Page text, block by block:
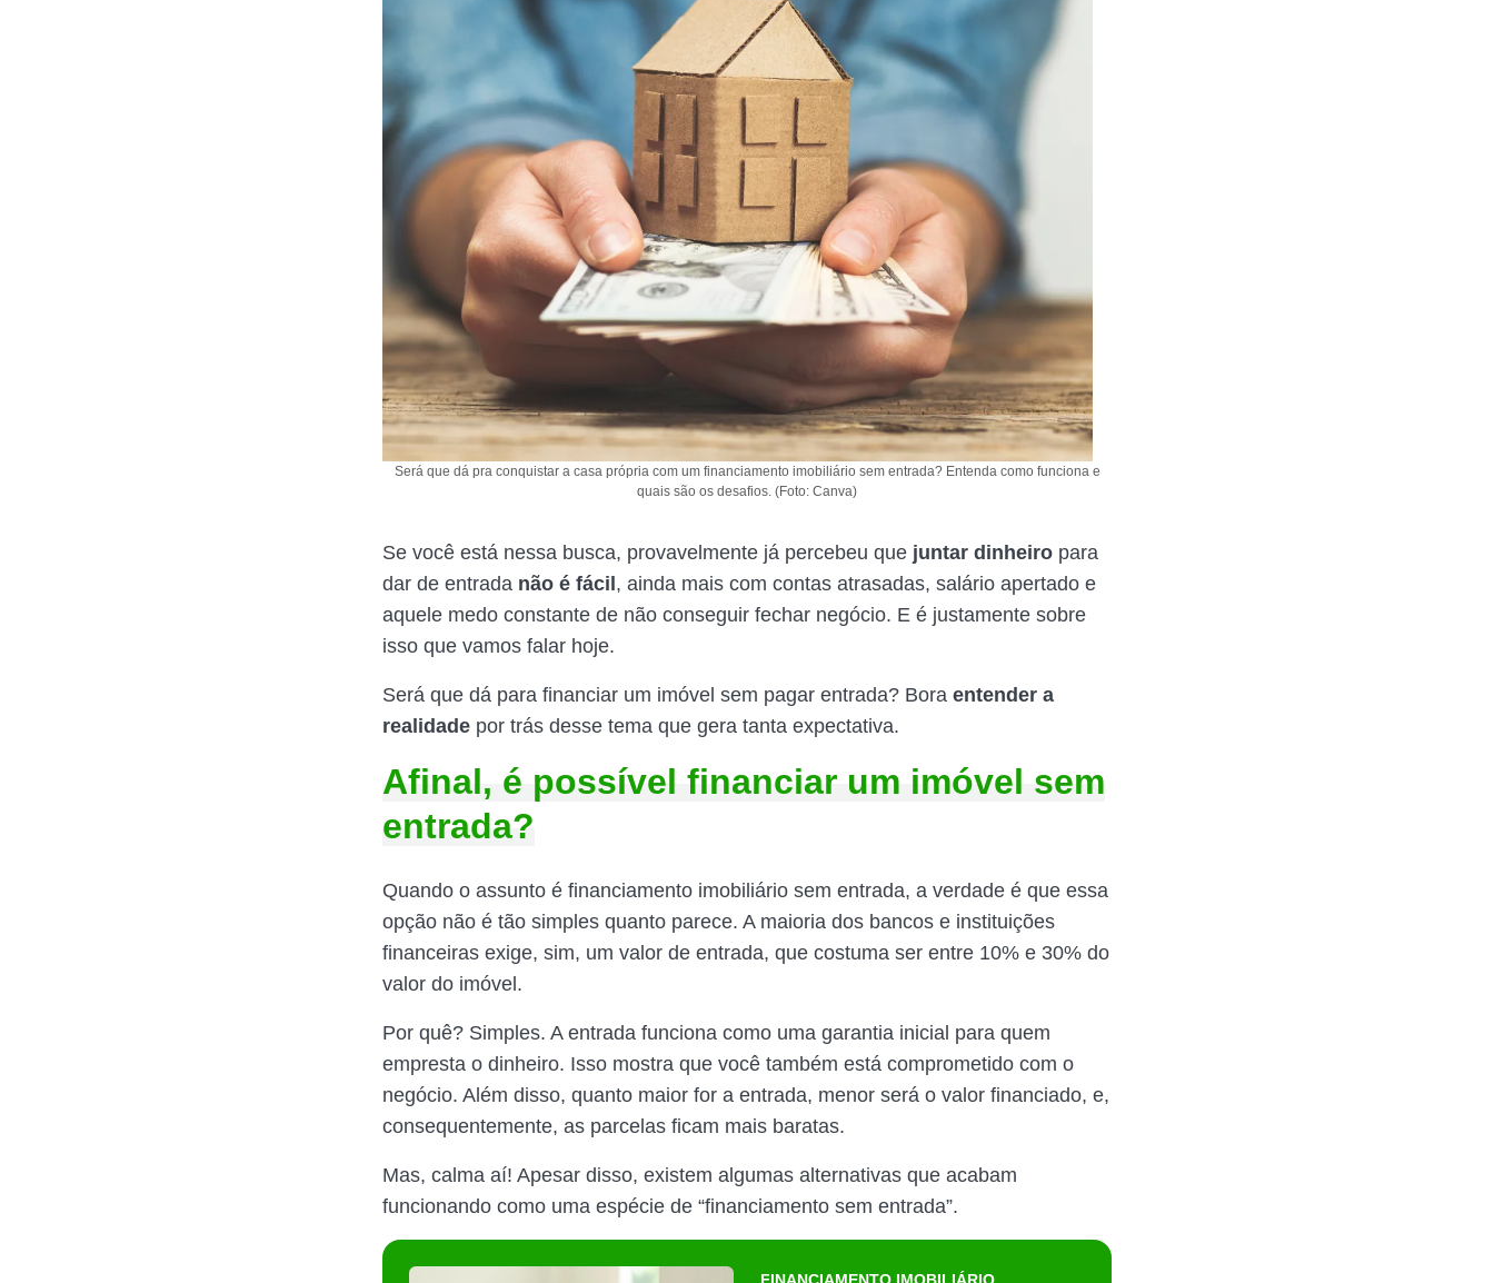
Será que dá pra conquistar a casa própria com um financiamento imobiliário sem entrada? Entenda como funciona e
quais são os desafios. (Foto: Canva)
Se você está nessa busca, provavelmente já percebeu que juntar dinheiro para
dar de entrada não é fácil, ainda mais com contas atrasadas, salário apertado e
aquele medo constante de não conseguir fechar negócio. E é justamente sobre
isso que vamos falar hoje.
Será que dá para financiar um imóvel sem pagar entrada? Bora entender a
realidade por trás desse tema que gera tanta expectativa.
Afinal, é possível financiar um imóvel sem
entrada?
Quando o assunto é financiamento imobiliário sem entrada, a verdade é que essa
opção não é tão simples quanto parece. A maioria dos bancos e instituições
financeiras exige, sim, um valor de entrada, que costuma ser entre 10% e 30% do
valor do imóvel.
Por quê? Simples. A entrada funciona como uma garantia inicial para quem
empresta o dinheiro. Isso mostra que você também está comprometido com o
negócio. Além disso, quanto maior for a entrada, menor será o valor financiado, e,
consequentemente, as parcelas ficam mais baratas.
Mas, calma aí! Apesar disso, existem algumas alternativas que acabam
funcionando como uma espécie de “financiamento sem entrada”.
FINANCIAMENTO IMOBILIÁRIO